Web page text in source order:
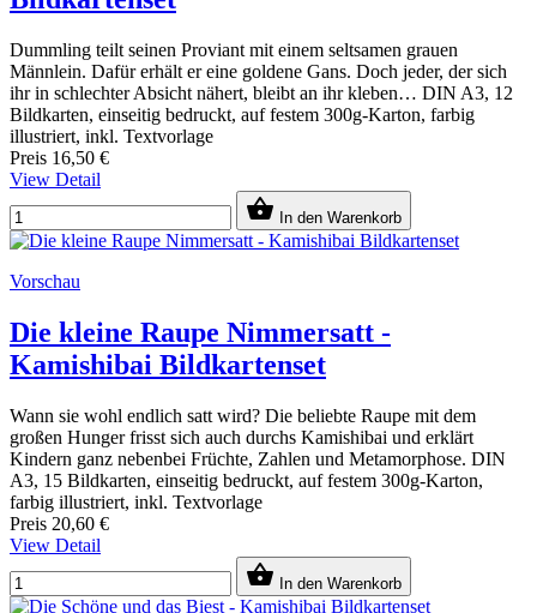
Dummling teilt seinen Proviant mit einem seltsamen grauen
Männlein. Dafür erhält er eine goldene Gans. Doch jeder, der sich
ihr in schlechter Absicht nähert, bleibt an ihr kleben… DIN A3, 12
Bildkarten, einseitig bedruckt, auf festem 300g-Karton, farbig
illustriert, inkl. Textvorlage
Preis 16,50 €
View Detail
 In den Warenkorb
Vorschau
Die kleine Raupe Nimmersatt -
Kamishibai Bildkartenset
Wann sie wohl endlich satt wird? Die beliebte Raupe mit dem
großen Hunger frisst sich auch durchs Kamishibai und erklärt
Kindern ganz nebenbei Früchte, Zahlen und Metamorphose. DIN
A3, 15 Bildkarten, einseitig bedruckt, auf festem 300g-Karton,
farbig illustriert, inkl. Textvorlage
Preis 20,60 €
View Detail
 In den Warenkorb